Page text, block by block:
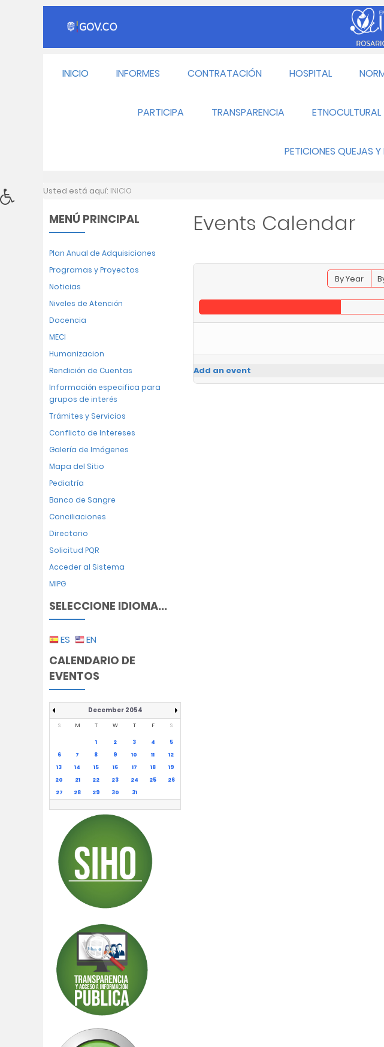
INICIO INFORMES CONTRATACIÓN HOSPITAL
PARTICIPA TRANSPARENCIA ETNOCULTURAL
PETICIONES QUEJAS
Usted está aquí: INICIO
MENÚ PRINCIPAL
Plan Anual de Adquisiciones
Programas y Proyectos
Noticias
Niveles de Atención
Docencia
MECI
Humanizacion
Rendición de Cuentas
Información especifica para
grupos de interés
Trámites y Servicios
Conflicto de Intereses
Galería de Imágenes
Mapa del Sitio
Pediatría
Banco de Sangre
Conciliaciones
Directorio
Solicitud PQR
Acceder al Sistema
MIPG
SELECCIONE IDIOMA...
ES EN
CALENDARIO DE
EVENTOS
December 2054
S M T W T F S
1 2 3 4
5
6
7 8 9 10 11
12
13
14 15 16 17 18
19
20
21 22 23 24 25
26
27
28 29 30 31
Events Calendar
By Year
Add an event